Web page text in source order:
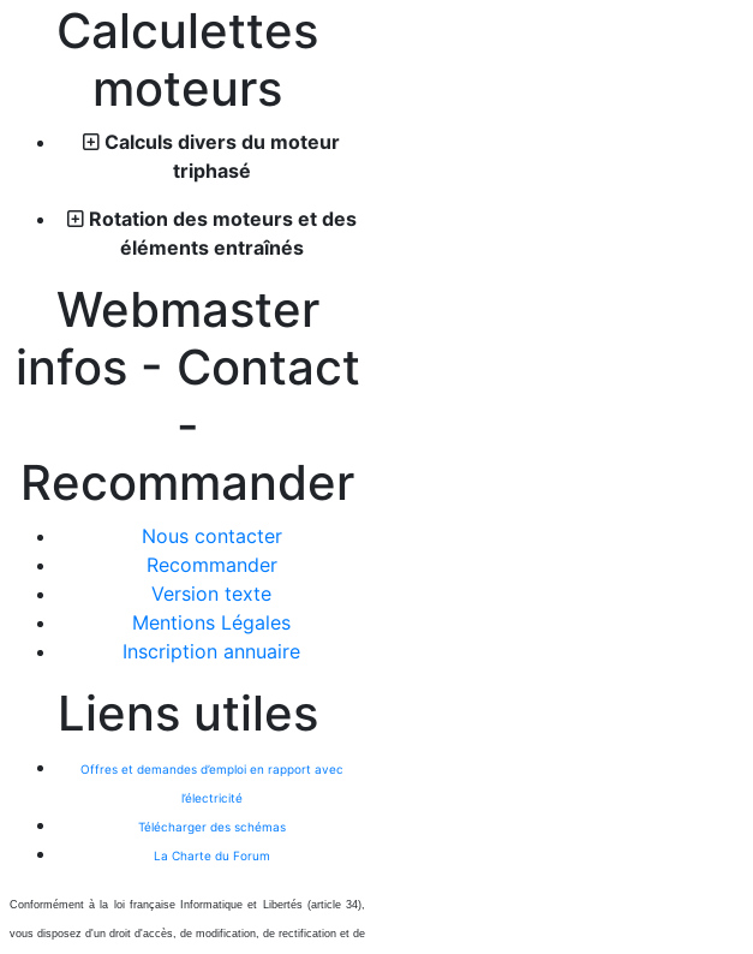
Calculettes
moteurs
Calculs divers du moteur
triphasé
Rotation des moteurs et des
éléments entraînés
Webmaster
infos - Contact
-
Recommander
Nous contacter
Recommander
Version texte
Mentions Légales
Inscription annuaire
Liens utiles
Offres et demandes d’emploi en rapport avec
l’électricité
Télécharger des schémas
La Charte du Forum
Conformément à la loi française Informatique et Libertés (article 34),
vous disposez d'un droit d'accès, de modification, de rectification et de